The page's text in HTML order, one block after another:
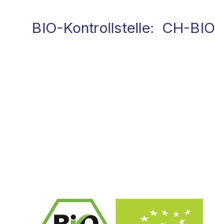
BIO-Kontrollstelle: CH-